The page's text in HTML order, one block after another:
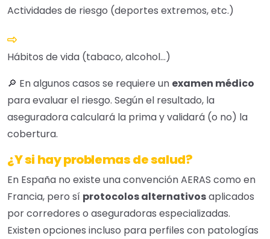
Actividades de riesgo (deportes extremos, etc.)
Hábitos de vida (tabaco, alcohol…)
🔎 En algunos casos se requiere un examen médico
para evaluar el riesgo. Según el resultado, la
aseguradora calculará la prima y validará (o no) la
cobertura.
¿Y si hay problemas de salud?
En España no existe una convención AERAS como en
Francia, pero sí protocolos alternativosaplicados
por corredores o aseguradoras especializadas.
Existen opciones incluso para perfiles con patologías